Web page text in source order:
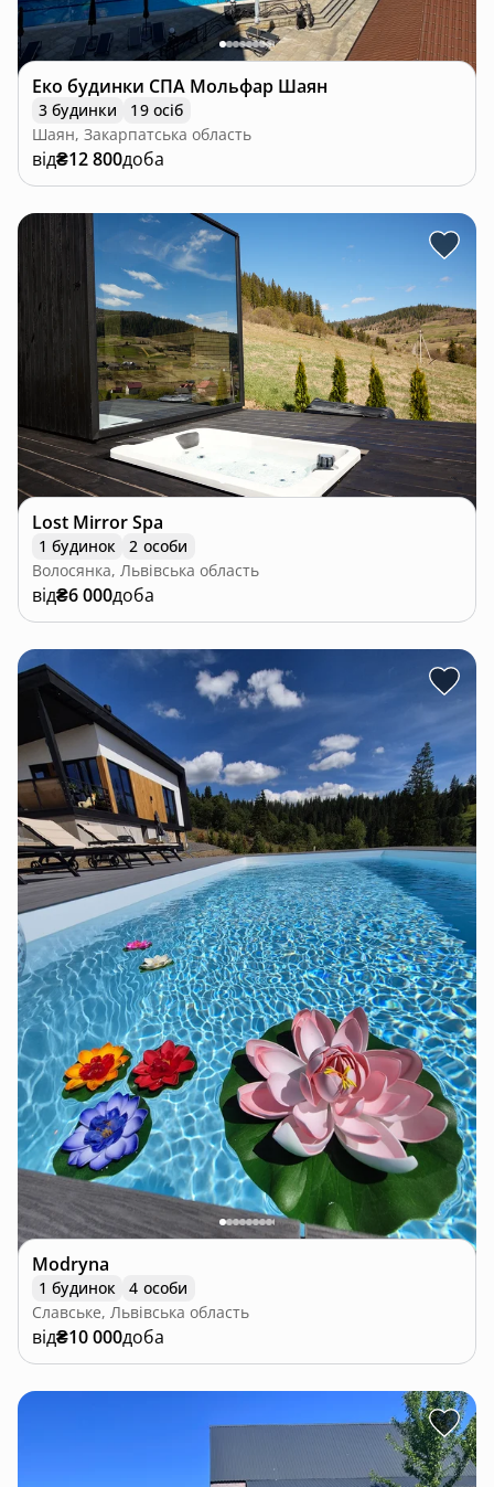
Еко будинки СПА Мольфар Шаян
3 будинки
19 осіб
Шаян, Закарпатська область
від₴12 800доба
Lost Mirror Spa
1 будинок
2 особи
Волосянка, Львівська область
від₴6 000доба
Modryna
1 будинок
4 особи
Славське, Львівська область
від₴10 000доба